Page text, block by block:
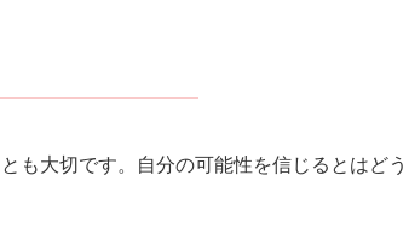
も大切です。自分の可能性を信じるとはどう